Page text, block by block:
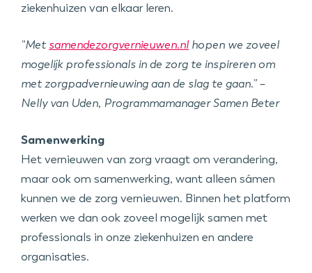
ziekenhuizen van elkaar leren.
“Met samendezorgvernieuwen.nl hopen we zoveel
mogelijk professionals in de zorg te inspireren om
met zorgpadvernieuwing aan de slag te gaan.” –
Nelly van Uden, Programmamanager Samen Beter
Samenwerking
Het vernieuwen van zorg vraagt om verandering,
maar ook om samenwerking, want alleen sámen
kunnen we de zorg vernieuwen. Binnen het platform
werken we dan ook zoveel mogelijk samen met
professionals in onze ziekenhuizen en andere
organisaties.